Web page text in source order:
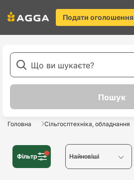
Подати оголошення
Головна Сільгосптехніка, обладнання
Фільтр Найновіші